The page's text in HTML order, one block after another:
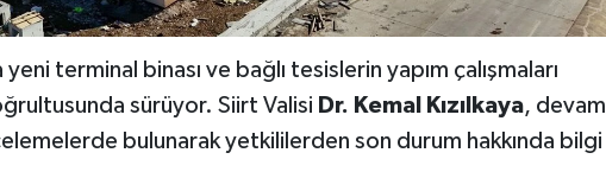
terminal binası ve bağlı tesislerin yapım çalışmaları
sürüyor. Siirt Valisi Dr. Kemal Kızılkaya, devam
bulunarak yetkililerden son durum hakkında bilgi